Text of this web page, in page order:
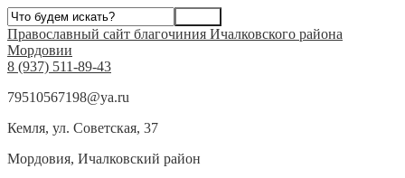
Православный сайт благочиния Ичалковского района
Мордовии
8 (937) 511-89-43
79510567198@ya.ru
Кемля, ул. Советская, 37
Мордовия, Ичалковский район